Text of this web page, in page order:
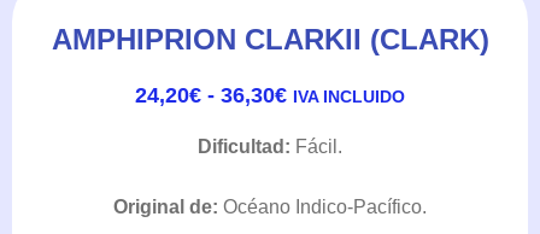
AMPHIPRION CLARKII (CLARK)
24,20€ - 36,30€DE
PRECIOS:
DESDE
HASTA
IVA INCLUIDO
Dificultad: Fácil.
Original de: Océano Indico-Pacífico.